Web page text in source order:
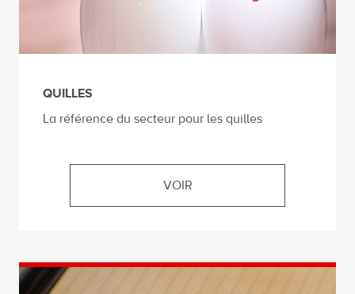
QUILLES
La référence du secteur pour les quilles
VOIR